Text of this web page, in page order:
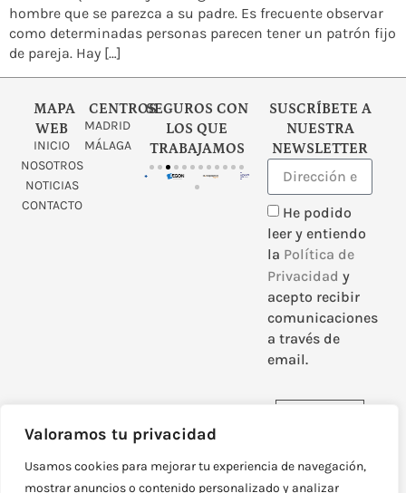
Valoramos tu privacidad
Usamos cookies para mejorar tu experiencia de navegación,
mostrar anuncios o contenido personalizado y analizar
hombre que se parezca a su padre. Es frecuente observar
como determinadas personas parecen tener un patrón fijo
de pareja. Hay […]
MAPA
WEB
INICIO
NOSOTROS
NOTICIAS
CONTACTO
CENTROS
MADRID
MÁLAGA
SEGUROS CON
LOS QUE
TRABAJAMOS
SUSCRÍBETE A
NUESTRA
NEWSLETTER
He podido
leer y entiendo
la Política de
Privacidad y
acepto recibir
comunicaciones
a través de
email.